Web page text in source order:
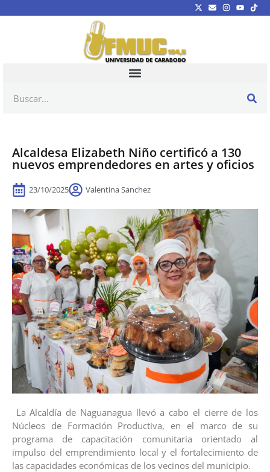
Alcaldesa Elizabeth Niño certificó a 130
nuevos emprendedores en artes y oficios
23/10/2025 Valentina Sanchez
La Alcaldía de Naguanagua llevó a cabo el cierre de los
Núcleos de Formación Productiva, en el marco de su
programa de capacitación comunitaria orientado al
impulso del emprendimiento local y el fortalecimiento de
las capacidades económicas de los vecinos del municipio.